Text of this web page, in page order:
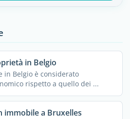
in Belgio
in Belgio è considerato
rispetto a quello dei ...
immobile a Bruxelles